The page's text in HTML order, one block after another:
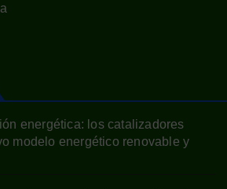
energética: los catalizadores
modelo energético renovable y